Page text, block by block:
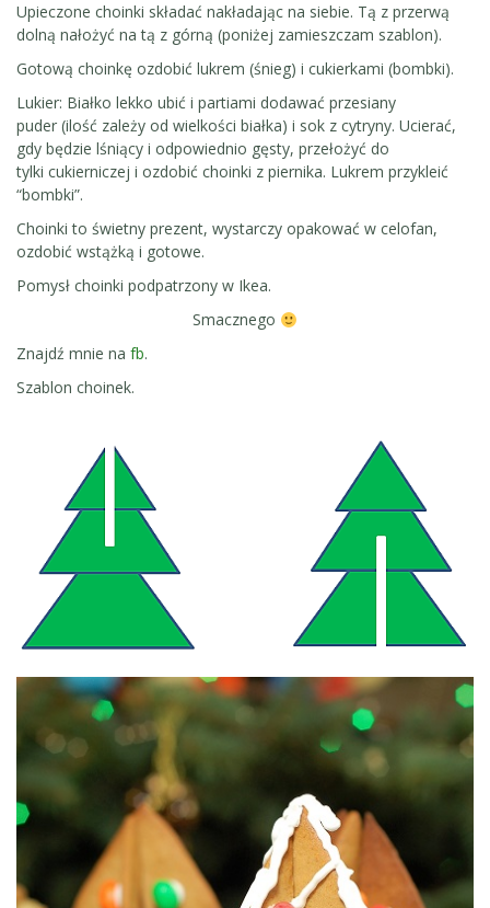
Upieczone choinki składać nakładając na siebie. Tą z przerwą
dolną nałożyć na tą z górną (poniżej zamieszczam szablon).
Gotową choinkę ozdobić lukrem (śnieg) i cukierkami (bombki).
Lukier: Białko lekko ubić i partiami dodawać przesiany
puder (ilość zależy od wielkości białka) i sok z cytryny. Ucierać,
gdy będzie lśniący i odpowiednio gęsty, przełożyć do
tylki cukierniczej i ozdobić choinki z piernika. Lukrem przykleić
“bombki”.
Choinki to świetny prezent, wystarczy opakować w celofan,
ozdobić wstążką i gotowe.
Pomysł choinki podpatrzony w Ikea.
Smacznego
Znajdź mnie na fb.
Szablon choinek.